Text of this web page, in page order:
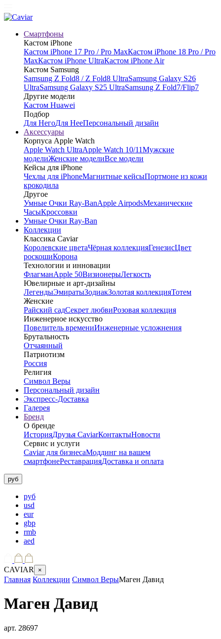
Смартфоны
Кастом iPhone
Кастом iPhone 17 Pro / Pro MaxКастом iPhone 18 Pro / Pro
MaxКастом iPhone UltraКастом iPhone Air
Кастом Samsung
Samsung Z Fold8 / Z Fold8 UltraSamsung Galaxy S26
UltraSamsung Galaxy S25 UltraSamsung Z Fold7/Flip7
Другие модели
Кастом Huawei
Подбор
Для НегоДля НееПерсональный дизайн
Аксессуары
Корпуса Apple Watch
Apple Watch UltraApple Watch 10/11Мужские
моделиЖенские моделиВсе модели
Кейсы для iPhone
Чехлы для iPhoneМагнитные кейсыПортмоне из кожи
крокодила
Другое
Умные Очки Ray-BanApple AirpodsМеханические
ЧасыКроссовки
Умные Очки Ray-Ban
Коллекции
Классика Caviar
Королевские цветаЧёрная коллекцияГенезисЦвет
роскошиКорона
Технологии и инновации
ФлагманApple 50ВизионерыЛегкость
Ювелирные и арт-дизайны
ЛегендыЭмиратыЗодиакЗолотая коллекцияТотем
Женские
Райский садСекрет любвиРозовая коллекция
Инженерное искусство
Повелитель времениИнженерные усложнения
Брутальность
Отчаянный
Патриотизм
Россия
Религия
Символ Веры
Персональный дизайн
Экспресс-Доставка
Галерея
Бренд
О бренде
ИсторияДрузья CaviarКонтактыНовости
Сервис и услуги
Caviar для бизнесаМоддинг на вашем
смартфонеРеставрацияДоставка и оплата
руб
руб
usd
eur
gbp
rmb
aed
CAVIAR ×
Главная Коллекции Символ ВерыМаген Давид
Маген Давид
арт. 28697